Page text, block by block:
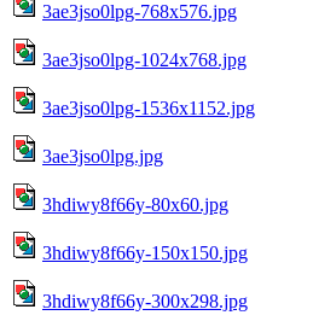
3ae3jso0lpg-768x576.jpg
3ae3jso0lpg-1024x768.jpg
3ae3jso0lpg-1536x1152.jpg
3ae3jso0lpg.jpg
3hdiwy8f66y-80x60.jpg
3hdiwy8f66y-150x150.jpg
3hdiwy8f66y-300x298.jpg